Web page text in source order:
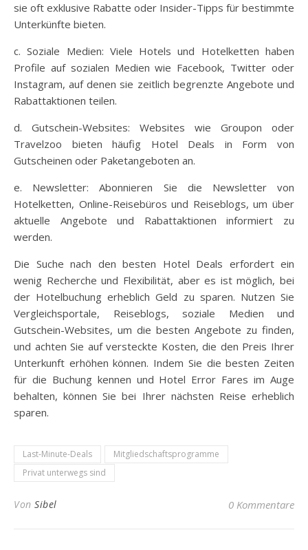
sie oft exklusive Rabatte oder Insider-Tipps für bestimmte
Unterkünfte bieten.
c. Soziale Medien: Viele Hotels und Hotelketten haben
Profile auf sozialen Medien wie Facebook, Twitter oder
Instagram, auf denen sie zeitlich begrenzte Angebote und
Rabattaktionen teilen.
d. Gutschein-Websites: Websites wie Groupon oder
Travelzoo bieten häufig Hotel Deals in Form von
Gutscheinen oder Paketangeboten an.
e. Newsletter: Abonnieren Sie die Newsletter von
Hotelketten, Online-Reisebüros und Reiseblogs, um über
aktuelle Angebote und Rabattaktionen informiert zu
werden.
Die Suche nach den besten Hotel Deals erfordert ein
wenig Recherche und Flexibilität, aber es ist möglich, bei
der Hotelbuchung erheblich Geld zu sparen. Nutzen Sie
Vergleichsportale, Reiseblogs, soziale Medien und
Gutschein-Websites, um die besten Angebote zu finden,
und achten Sie auf versteckte Kosten, die den Preis Ihrer
Unterkunft erhöhen können. Indem Sie die besten Zeiten
für die Buchung kennen und Hotel Error Fares im Auge
behalten, können Sie bei Ihrer nächsten Reise erheblich
sparen.
Last-Minute-Deals
Mitgliedschaftsprogramme
Privat unterwegs sind
Von Sibel 0 Kommentare